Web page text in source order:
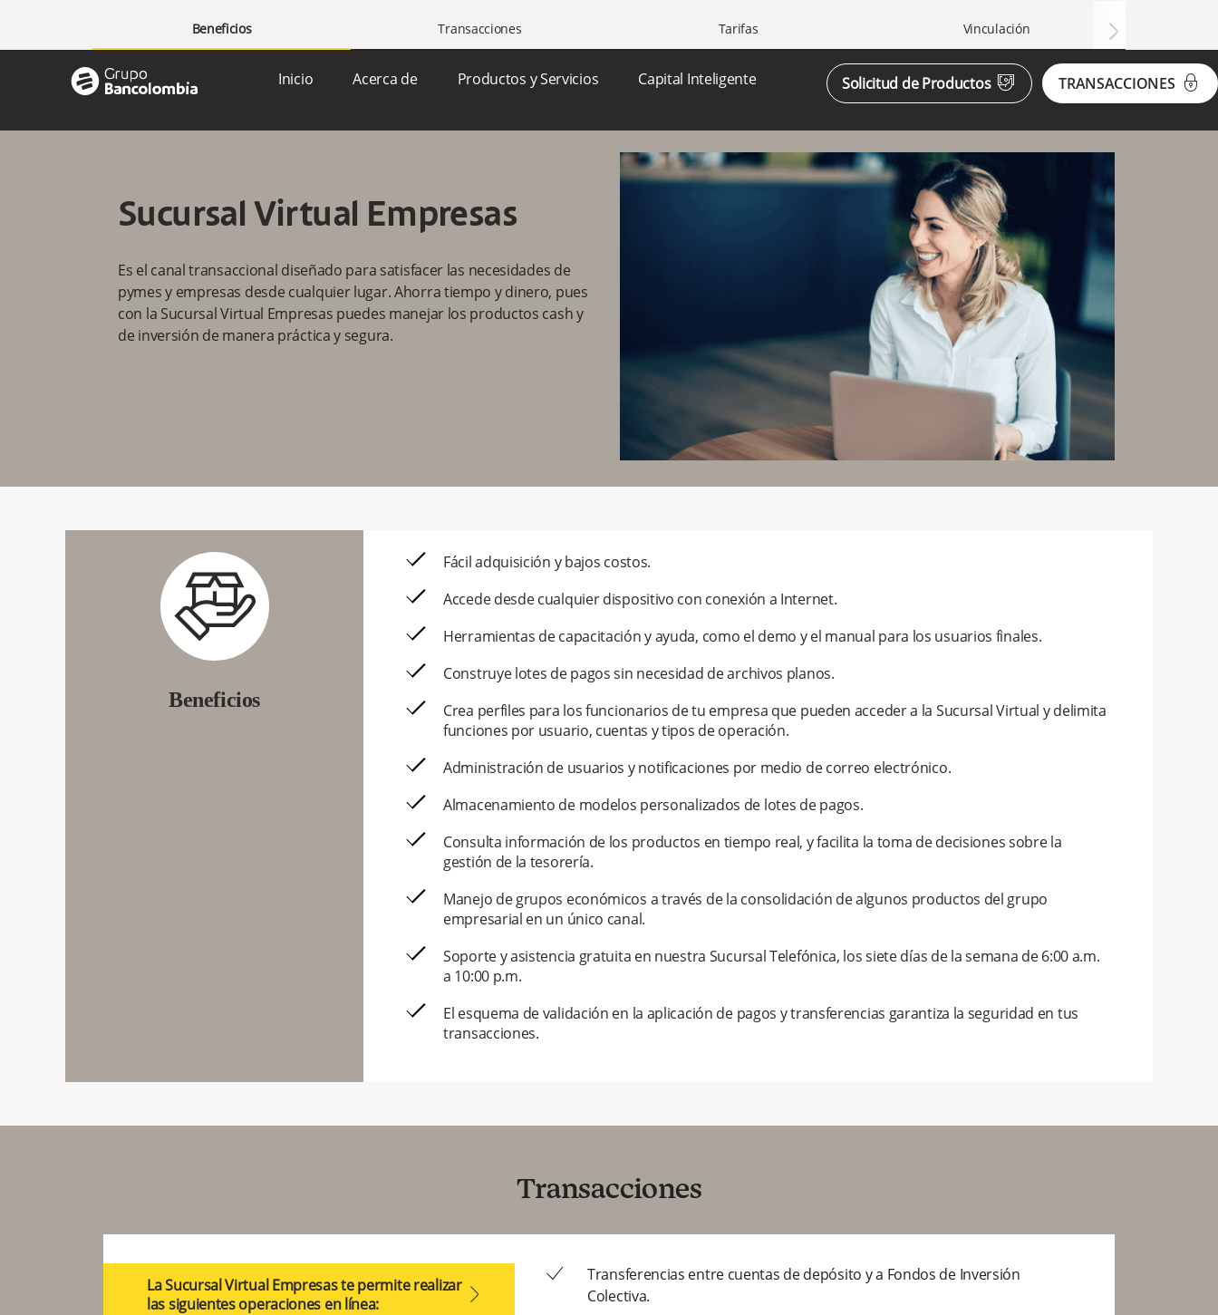
grupo-bancolombia-horizontal Inicio Acerca de Productos y Servicios Capital Inteligente Solicitud de Productos icon-cash-payment TRANSACCIONES icon-lock
Sucursal Virtual Empresas
Es el canal transaccional diseñado para satisfacer las necesidades de
pymes y empresas desde cualquier lugar. Ahorra tiempo y dinero, pues
con la Sucursal Virtual Empresas puedes manejar los productos cash y
de inversión de manera práctica y segura.
Beneficios Transacciones Tarifas Vinculación arrow2-right
Beneficios
Fácil adquisición y bajos costos.
Accede desde cualquier dispositivo con conexión a Internet.
Herramientas de capacitación y ayuda, como el demo y el manual para los usuarios finales.
Construye lotes de pagos sin necesidad de archivos planos.
Crea perfiles para los funcionarios de tu empresa que pueden acceder a la Sucursal Virtual y delimita
funciones por usuario, cuentas y tipos de operación.
Administración de usuarios y notificaciones por medio de correo electrónico.
Almacenamiento de modelos personalizados de lotes de pagos.
Consulta información de los productos en tiempo real, y facilita la toma de decisiones sobre la
gestión de la tesorería.
Manejo de grupos económicos a través de la consolidación de algunos productos del grupo
empresarial en un único canal.
Soporte y asistencia gratuita en nuestra Sucursal Telefónica, los siete días de la semana de 6:00 a.m.
a 10:00 p.m.
El esquema de validación en la aplicación de pagos y transferencias garantiza la seguridad en tus
transacciones.
Transacciones
La Sucursal Virtual Empresas te permite realizar
las siguientes operaciones en línea:
arrow2-right
ok
Transferencias entre cuentas de depósito y a Fondos de Inversión
Colectiva.